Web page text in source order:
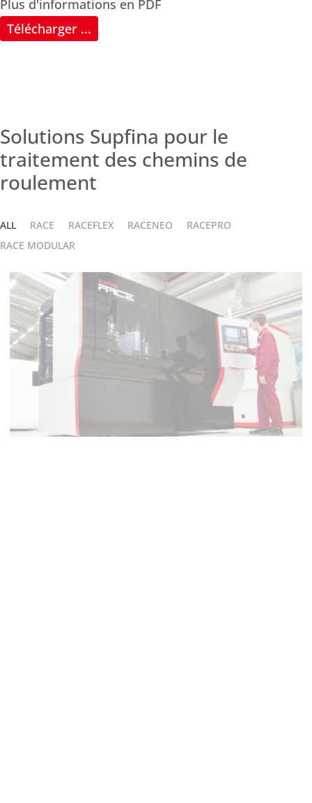
Plus d'informations en PDF
Télécharger ...
Solutions Supfina pour le
traitement des chemins de
roulement
ALL RACE RACEFLEX RACENEO
RACEPRO
RACE MODULAR